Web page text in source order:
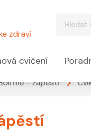
zdraví
cvičení
mě - zápěstí